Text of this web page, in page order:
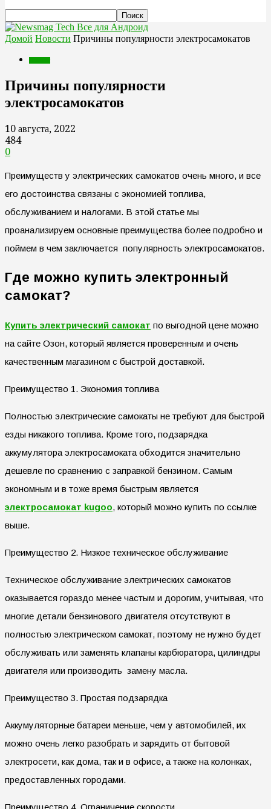
Все для Андроид
Домой Новости Причины популярности электросамокатов
Причины популярности
электросамокатов
10 августа, 2022
484
0
Преимуществ у электрических самокатов очень много, и все
его достоинства связаны с экономией топлива,
обслуживанием и налогами. В этой статье мы
проанализируем основные преимущества более подробно и
поймем в чем заключается популярность электросамокатов.
Где можно купить электронный
самокат?
Купить электрический самокат по выгодной цене можно
на сайте Озон, который является проверенным и очень
качественным магазином с быстрой доставкой.
Преимущество 1. Экономия топлива
Полностью электрические самокаты не требуют для быстрой
езды никакого топлива. Кроме того, подзарядка
аккумулятора электросамоката обходится значительно
дешевле по сравнению с заправкой бензином. Самым
экономным и в тоже время быстрым является
электросамокат kugoo, который можно купить по ссылке
выше.
Преимущество 2. Низкое техническое обслуживание
Техническое обслуживание электрических самокатов
оказывается гораздо менее частым и дорогим, учитывая, что
многие детали бензинового двигателя отсутствуют в
полностью электрическом самокат, поэтому не нужно будет
обслуживать или заменять клапаны карбюратора, цилиндры
двигателя или производить замену масла.
Преимущество 3. Простая подзарядка
Аккумуляторные батареи меньше, чем у автомобилей, их
можно очень легко разобрать и зарядить от бытовой
электросети, как дома, так и в офисе, а также на колонках,
предоставленных городами.